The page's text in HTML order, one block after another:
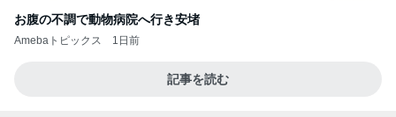
お腹の不調で動物病院へ行き安堵
Amebaトピックス 1日前
記事を読む